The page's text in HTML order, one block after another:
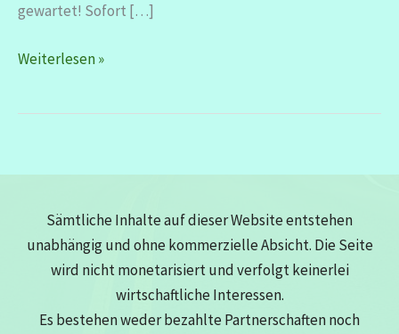
gewartet! Sofort […]
Stricktop
Weiterlesen »
Sämtliche Inhalte auf dieser Website entstehen
unabhängig und ohne kommerzielle Absicht. Die Seite
wird nicht monetarisiert und verfolgt keinerlei
wirtschaftliche Interessen.
Es bestehen weder bezahlte Partnerschaften noch